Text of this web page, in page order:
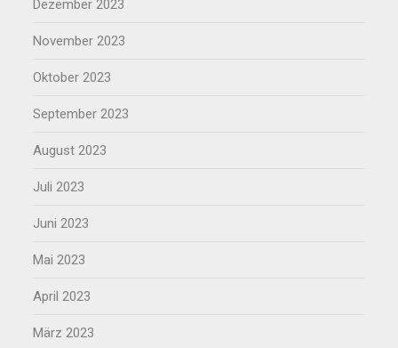
Dezember 2023
November 2023
Oktober 2023
September 2023
August 2023
Juli 2023
Juni 2023
Mai 2023
April 2023
März 2023